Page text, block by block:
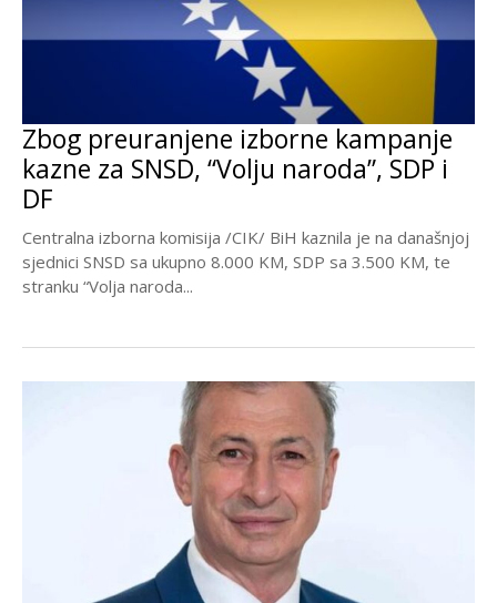
Zbog preuranjene izborne kampanje
kazne za SNSD, “Volju naroda”, SDP i
DF
Centralna izborna komisija /CIK/ BiH kaznila je na današnjoj
sjednici SNSD sa ukupno 8.000 KM, SDP sa 3.500 KM, te
stranku “Volja naroda...